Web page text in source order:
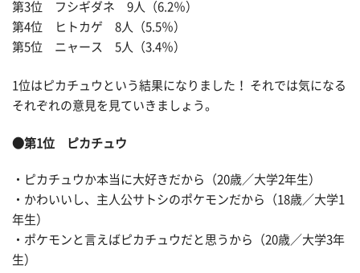
第3位 フシギダネ 9人（6.2％）
第4位 ヒトカゲ 8人（5.5％）
第5位 ニャース 5人（3.4％）
1位はピカチュウという結果になりました！ それでは気になる
それぞれの意見を見ていきましょう。
●第1位 ピカチュウ
・ピカチュウか本当に大好きだから（20歳／大学2年生）
・かわいいし、主人公サトシのポケモンだから（18歳／大学1
年生）
・ポケモンと言えばピカチュウだと思うから（20歳／大学3年
生）